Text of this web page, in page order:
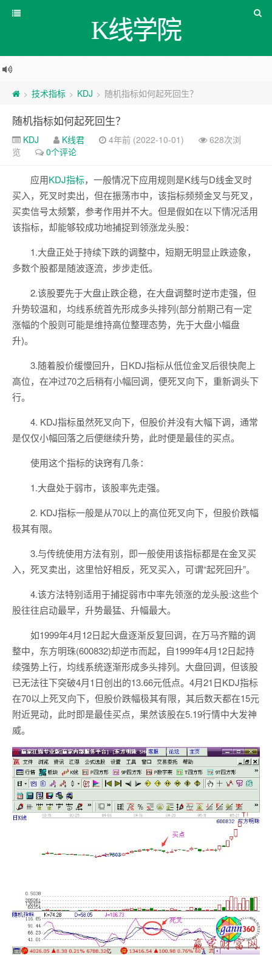
K线学院
> 技术指标 > KDJ > 随机指标如何起死回生？
随机指标如何起死回生？
KDJ K线君 4年前 (2022-10-01)
628次浏
览
0个评论
应用KDJ指标，一般情况下应用规则是K线与D线金叉时
买入，死叉时卖出，但在振荡市中，该指标频频金叉与死叉，
买卖信号太频繁，参考作用并不大。但是假如在以下情况活用
该指标，却能够较成功地捕捉到领涨龙头股：
1.大盘正处于持续下跌的调整中，短期无明显止跌迹象，
多数个股都是随波逐流，步步走低。
2.该股要先于大盘止跌企稳，在大盘调整时逆市走强，但
升势较温和，均线系统首先形成多头排列(部分前期己有一定
涨幅的个股则可能是维持高位整理态势，先于大盘小幅盘
升)。
3.随着股价缓慢回升，日KDJ指标从低位金叉后很快爬上
高位，在冲过70之后稍有小幅回调，便死叉向下，重新调头下
行。
4. KDJ指标虽然死叉向下，但股价并没有大幅下调，通常
是仅仅小幅回落之后便继续升势，此时便是最佳的买点。
使用这个指标的诀窍有几条：
1.大盘处于弱市，该股率先走强。
2. KDJ指标一般是从70以上的高位死叉向下，但股价跌幅
极其有限。
3.与传统使用方法有别，即一般使用该指标都是在金叉买
入，死叉卖出，这里恰好相反，死叉买入，可谓“起死回升”。
4.该方法特别适用于捕捉弱市中率先领涨的龙头股:这些个
股往往启动最早，升势最猛、升幅最大。
如1999年4月12日起大盘逐渐反复回调，在万马齐黯的调
整中，东方明珠(600832)却逆市而起，自1999年4月12日起持
续强势上行，均线系统逐渐形成多头排列。大盘回调，但该股
已无法往下突破4月1日创出的13.66元低点。4月21日KDJ指标
在70以上死叉向下，但股价跌幅极其有限，其后数天都在15元
附近晃动，此时即是最佳买点，果然该股在5.19行情中大发神
威。